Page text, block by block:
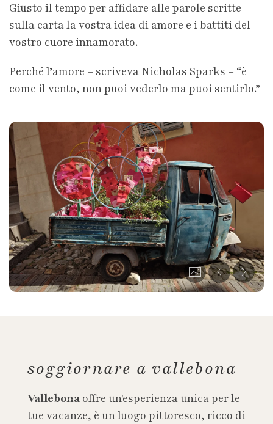
Giusto il tempo per affidare alle parole scritte
sulla carta la vostra idea di amore e i battiti del
vostro cuore innamorato.
Perché l’amore – scriveva Nicholas Sparks – “è
come il vento, non puoi vederlo ma puoi sentirlo.”
soggiornare a vallebona
Vallebona offre un'esperienza unica per le
tue vacanze, è un luogo pittoresco, ricco di